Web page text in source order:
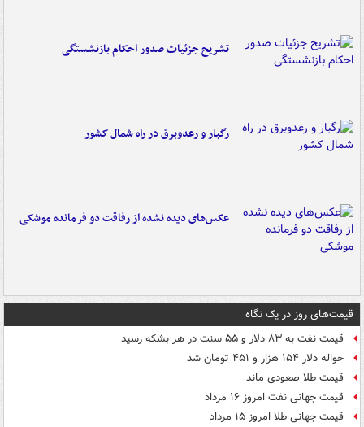
تشریح جزئیات صدور احکام بازنشستگی
رگبار و رعدوبرق در راه شمال کشور
عکس‌های دیده نشده از رفاقت دو فرمانده‌ موشکی
قیمت‌های روز در یک نگاه
قیمت نفت به ۸۳ دلار و ۵۵ سنت در هر بشکه رسید
حواله دلار ۱۵۴ هزار و ۴۵۱ تومان شد
قیمت طلا صعودی ماند
قیمت جهانی نفت امروز ۱۶ مرداد
قیمت جهانی طلا امروز ۱۵ مرداد